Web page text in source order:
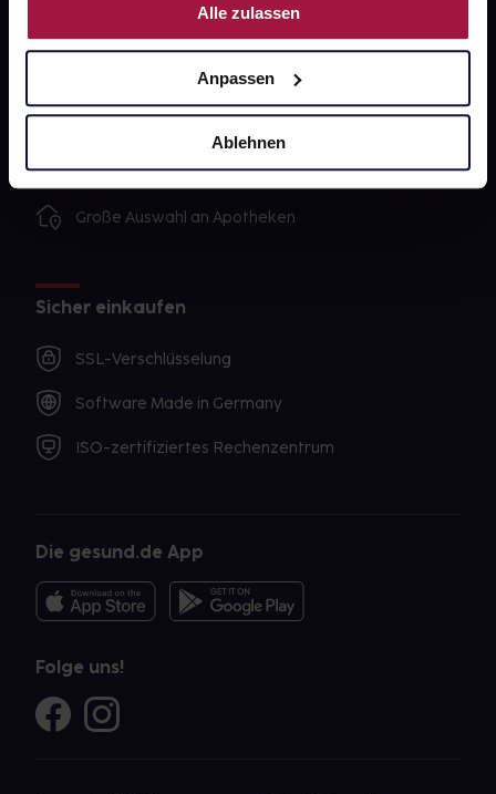
Alle zulassen
Anpassen
Ablehnen
Lieferung für sofort verfügbare Artikel meist am
Freie Wahl der Apotheke
Große Auswahl an Apotheken
Sicher einkaufen
SSL-Verschlüsselung
Software Made in Germany
ISO-zertifiziertes Rechenzentrum
Die gesund.de App
Folge uns!